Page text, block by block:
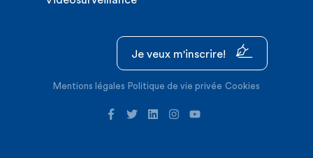
Je veux m'inscrire!
Mentions légales Politique de vie privée Cookies